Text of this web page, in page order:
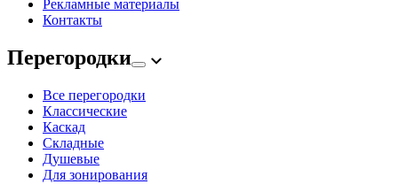
Рекламные материалы
Контакты
Перегородки
Все перегородки
Классические
Каскад
Складные
Душевые
Для зонирования